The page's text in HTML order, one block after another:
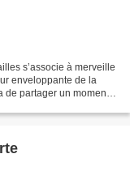
s’associe à merveille
enveloppante de la
partager un moment
verte